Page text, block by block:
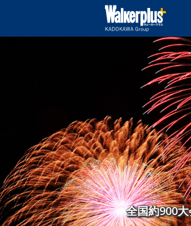
全国約900